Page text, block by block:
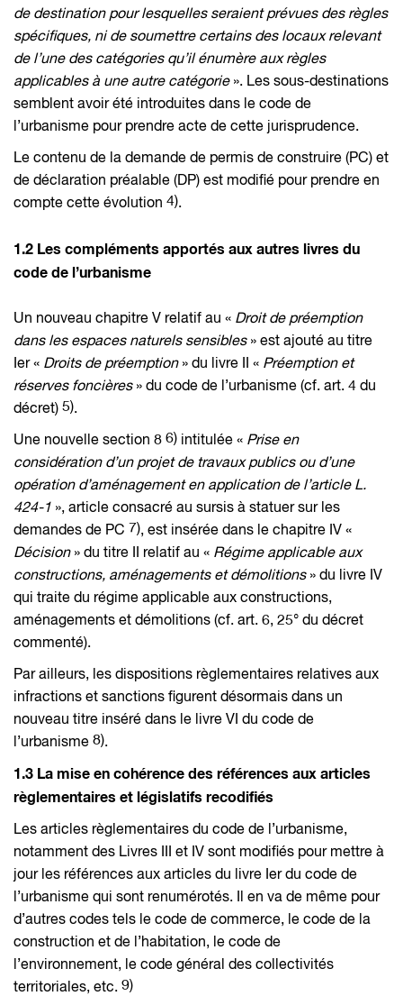
de destination pour lesquelles seraient prévues des règles
spécifiques, ni de soumettre certains des locaux relevant
de l’une des catégories qu’il énumère aux règles
applicables à une autre catégorie». Les sous-destinations
semblent avoir été introduites dans le code de
l’urbanisme pour prendre acte de cette jurisprudence.
Le contenu de la demande de permis de construire (PC) et
de déclaration préalable (DP) est modifié pour prendre en
compte cette évolution 4).
1.2 Les compléments apportés aux autres livres du
code de l’urbanisme
Un nouveau chapitre V relatif au « Droit de préemption
dans les espaces naturels sensibles» est ajouté au titre
Ier « Droits de préemption » du livre II « Préemption et
réserves foncières» du code de l’urbanisme (cf. art. 4 du
décret) 5).
Une nouvelle section 8 6) intitulée « Prise en
considération d’un projet de travaux publics ou d’une
opération d’aménagement en application de l’article L.
424-1 », article consacré au sursis à statuer sur les
demandes de PC 7), est insérée dans le chapitre IV «
Décision » du titre II relatif au « Régime applicable aux
constructions, aménagements et démolitions » du livre IV
qui traite du régime applicable aux constructions,
aménagements et démolitions (cf. art. 6, 25° du décret
commenté).
Par ailleurs, les dispositions règlementaires relatives aux
infractions et sanctions figurent désormais dans un
nouveau titre inséré dans le livre VI du code de
l’urbanisme 8).
1.3 La mise en cohérence des références aux articles
règlementaires et législatifs recodifiés
Les articles règlementaires du code de l’urbanisme,
notamment des Livres III et IV sont modifiés pour mettre à
jour les références aux articles du livre Ier du code de
l’urbanisme qui sont renumérotés. Il en va de même pour
d’autres codes tels le code de commerce, le code de la
construction et de l’habitation, le code de
l’environnement, le code général des collectivités
territoriales, etc. 9)